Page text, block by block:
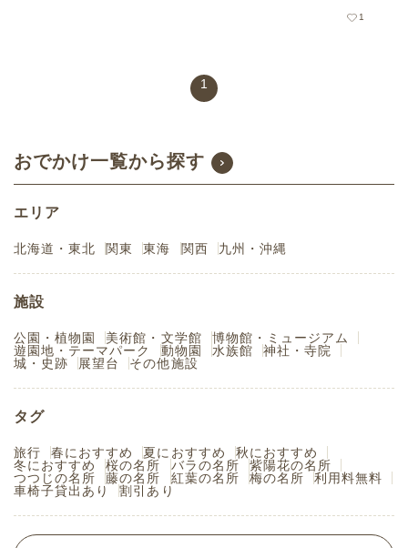
1
1
おでかけ一覧から探す
エリア
北海道・東北 関東 東海 関西 九州・沖縄
施設
公園・植物園 美術館・文学館
博物館・ミュージアム
遊園地・テーマパーク
動物園 水族館
神社・寺院
城・史跡
展望台 その他施設
タグ
旅行 春におすすめ 夏におすすめ
秋におすすめ
冬におすすめ
桜の名所 バラの名所
紫陽花の名所
つつじの名所
藤の名所 紅葉の名所 梅の名所
利用料無料
車椅子貸出あり
割引あり